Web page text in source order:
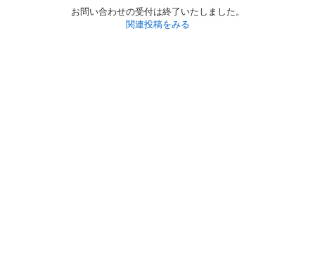
お問い合わせの受付は終了いたしました。
関連投稿をみる